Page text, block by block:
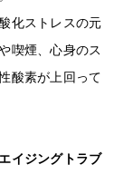
化ストレスの元
喫煙、心身のス
酸素が上回って
イジングトラブ